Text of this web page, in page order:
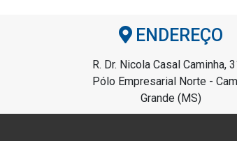
ENDEREÇO
R. Dr. Nicola Casal Caminha,
Pólo Empresarial Norte -
Grande (MS)